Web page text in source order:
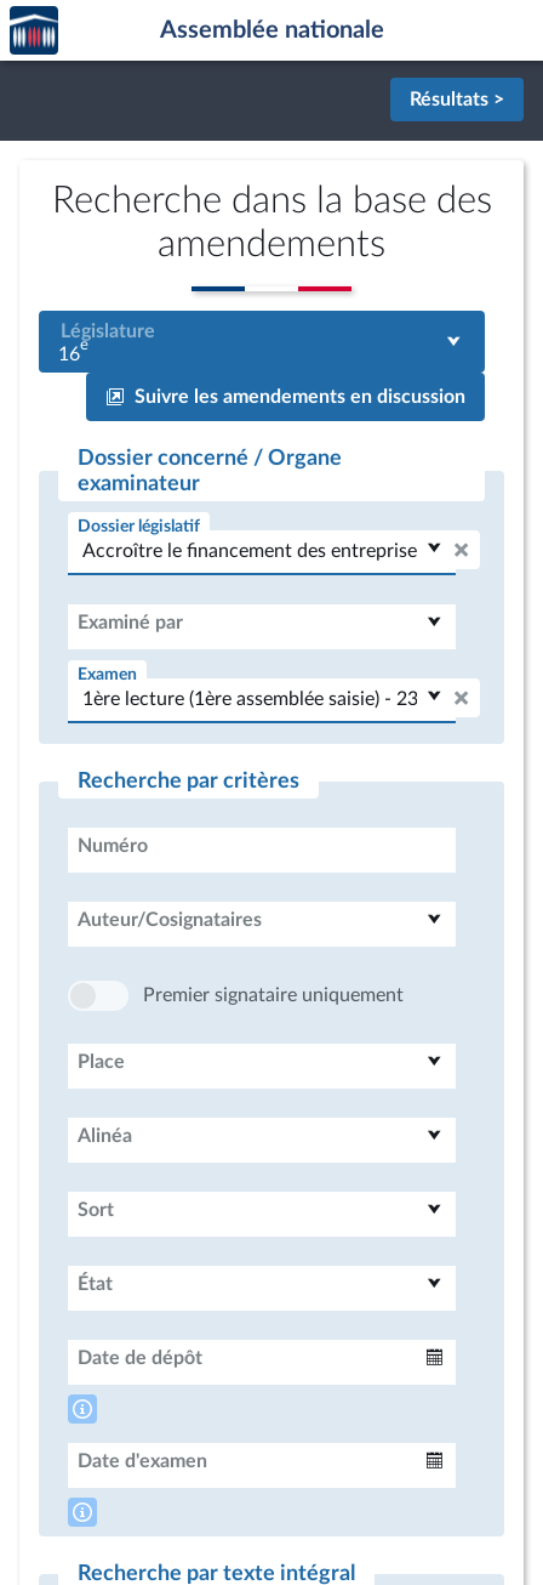
Aller au contenu
Aller en bas de la page
Accèder
à la
page
Assemblée nationale
Résultats >
Recherche dans la base des
amendements
Législature
16e
Suivre les amendements en discussion
Dossier concerné / Organe
examinateur
Dossier législatif
Examiné par
Examen
Recherche par critères
Numéro
Auteur/Cosignataires
Premier signataire uniquement
Place
Alinéa
Sort
État
Date de dépôt
Date d'examen
Recherche par texte intégral